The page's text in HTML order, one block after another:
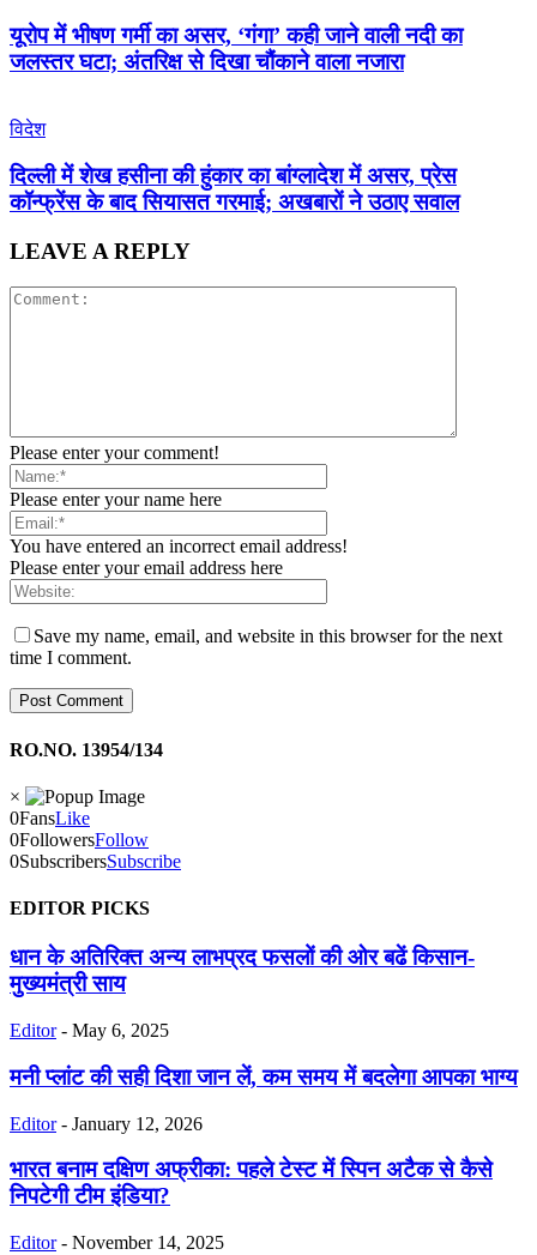
यूरोप में भीषण गर्मी का असर, ‘गंगा’ कही जाने वाली नदी का
जलस्तर घटा; अंतरिक्ष से दिखा चौंकाने वाला नजारा
विदेश
दिल्ली में शेख हसीना की हुंकार का बांग्लादेश में असर, प्रेस
कॉन्फ्रेंस के बाद सियासत गरमाई; अखबारों ने उठाए सवाल
LEAVE A REPLY
Please enter your comment!
Please enter your name here
You have entered an incorrect email address!
Please enter your email address here
Save my name, email, and website in this browser for the next
time I comment.
RO.NO. 13954/134
×
0FansLike
0FollowersFollow
0SubscribersSubscribe
EDITOR PICKS
धान के अतिरिक्त अन्य लाभप्रद फसलों की ओर बढें किसान-
मुख्यमंत्री साय
Editor - May 6, 2025
मनी प्लांट की सही दिशा जान लें, कम समय में बदलेगा आपका भाग्य
Editor - January 12, 2026
भारत बनाम दक्षिण अफ्रीका: पहले टेस्ट में स्पिन अटैक से कैसे
निपटेगी टीम इंडिया?
Editor - November 14, 2025